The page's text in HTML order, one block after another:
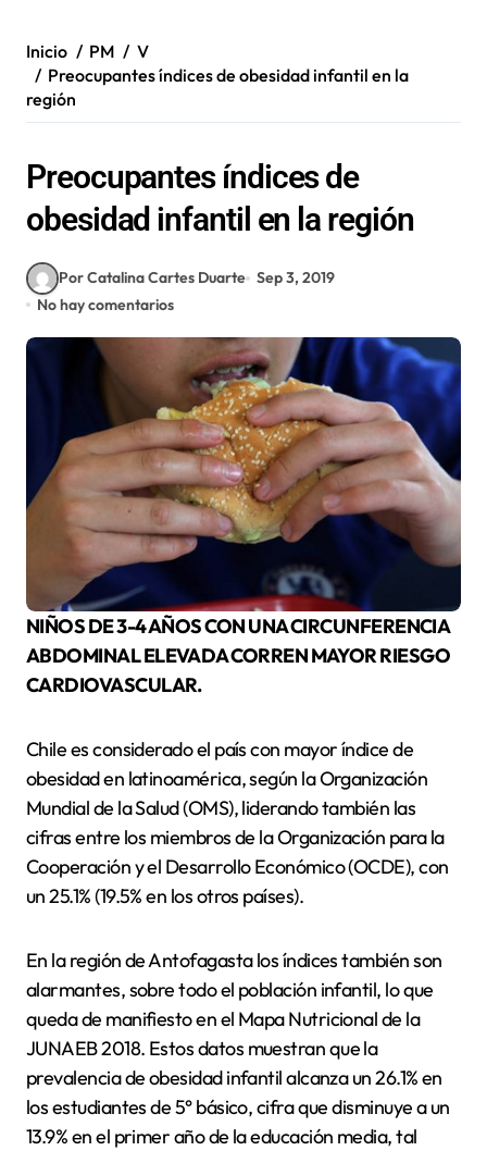
Inicio PM
V
Preocupantes índices de obesidad infantil en la
región
Preocupantes índices de
obesidad infantil en la región
Por Catalina Cartes Duarte Sep 3, 2019
No hay comentarios
NIÑOS DE 3-4 AÑOS CON UNA CIRCUNFERENCIA
ABDOMINAL ELEVADA CORREN MAYOR RIESGO
CARDIOVASCULAR.
Chile es considerado el país con mayor índice de
obesidad en latinoamérica, según la Organización
Mundial de la Salud (OMS), liderando también las
cifras entre los miembros de la Organización para la
Cooperación y el Desarrollo Económico (OCDE), con
un 25.1% (19.5% en los otros países).
En la región de Antofagasta los índices también son
alarmantes, sobre todo el población infantil, lo que
queda de manifiesto en el Mapa Nutricional de la
JUNAEB 2018. Estos datos muestran que la
prevalencia de obesidad infantil alcanza un 26.1% en
los estudiantes de 5° básico, cifra que disminuye a un
13.9% en el primer año de la educación media, tal